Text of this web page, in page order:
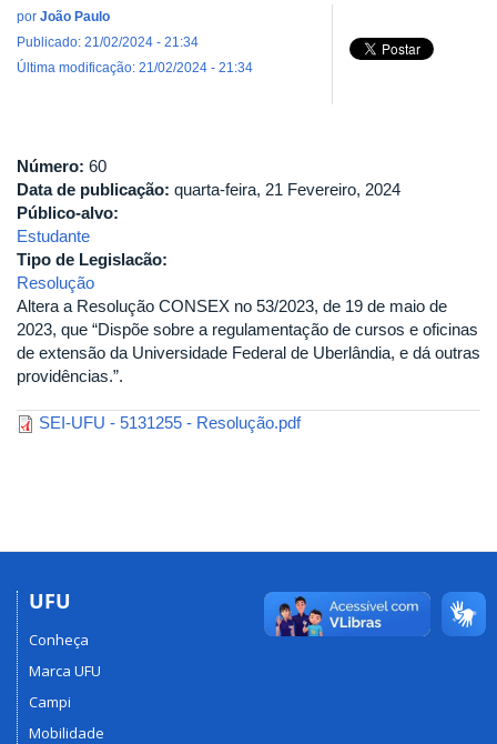
por João Paulo
Publicado: 21/02/2024 - 21:34
Última modificação: 21/02/2024 - 21:34
Número: 60
Data de publicação: quarta-feira, 21 Fevereiro, 2024
Público-alvo:
Estudante
Tipo de Legislacão:
Resolução
Altera a Resolução CONSEX no 53/2023, de 19 de maio de
2023, que “Dispõe sobre a regulamentação de cursos e oficinas
de extensão da Universidade Federal de Uberlândia, e dá outras
providências.”.
SEI-UFU - 5131255 - Resolução.pdf
UFU
Conheça
Marca UFU
Campi
Mobilidade